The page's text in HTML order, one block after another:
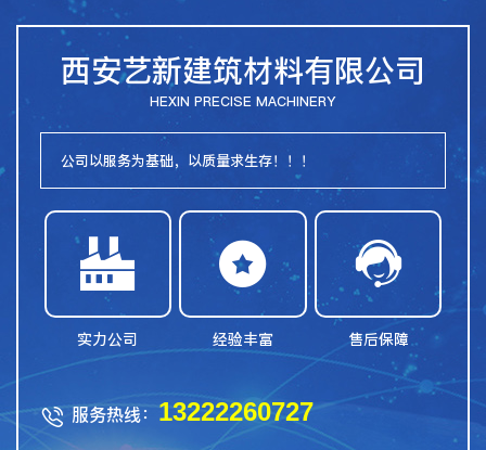
西安艺新建筑材料有限公司
HEXIN PRECISE MACHINERY
公司以服务为基础，以质量求生存！！！

实力公司

经验丰富

售后保障
 服务热线： 13222260727